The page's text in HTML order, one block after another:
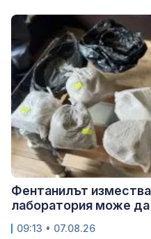
Фентанилът
лаборатория може да
09:13 • 07.08.26